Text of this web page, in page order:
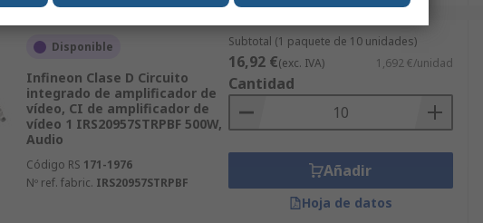
Disponible
Infineon Clase D Circuito
integrado de amplificador de
vídeo, CI de amplificador de
vídeo 1 IRS20957STRPBF 500W,
Audio
Código RS 171-1976
Nº ref. fabric. IRS20957STRPBF
Subtotal (1 paquete de 10 unidades)
16,92 €(exc. IVA) 1,692 €/unidad
Cantidad
Añadir
Hoja de datos